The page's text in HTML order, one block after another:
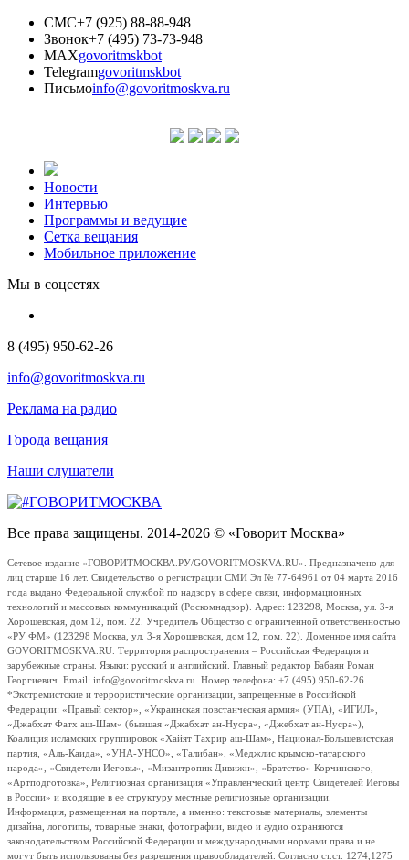
СМС+7 (925) 88-88-948
Звонок+7 (495) 73-73-948
MAXgovoritmskbot
Telegramgovoritmskbot
Письмоinfo@govoritmoskva.ru
Новости
Интервью
Программы и ведущие
Сетка вещания
Мобильное приложение
Мы в соцсетях
8 (495) 950-62-26
info@govoritmoskva.ru
Реклама на радио
Города вещания
Наши слушатели
Все права защищены. 2014-2026 © «Говорит Москва»
Сетевое издание «ГОВОРИТМОСКВА.РУ/GOVORITMOSKVA.RU». Предназначено для
лиц старше 16 лет. Свидетельство о регистрации СМИ Эл № 77-64961 от 04 марта 2016
года выдано Федеральной службой по надзору в сфере связи, информационных
технологий и массовых коммуникаций (Роскомнадзор). Адрес: 123298, Москва, ул. 3-я
Хорошевская, дом 12, пом. 22. Учредитель Общество с ограниченной ответственностью
«РУ ФМ» (123298 Москва, ул. 3-я Хорошевская, дом 12, пом. 22). Доменное имя сайта
GOVORITMOSKVA.RU. Территория распространения – Российская Федерация и
зарубежные страны. Языки: русский и английский. Главный редактор Бабаян Роман
Георгиевич. Email: info@govoritmoskva.ru. Номер телефона: +7 (495) 950-62-26
*Экстремистские и террористические организации, запрещенные в Российской
Федерации: «Правый сектор», «Украинская повстанческая армия» (УПА), «ИГИЛ»,
«Джабхат Фатх аш-Шам» (бывшая «Джабхат ан-Нусра», «Джебхат ан-Нусра»),
Коалиция исламских группировок «Хайят Тахрир аш-Шам», Национал-Большевистская
партия, «Аль-Каида», «УНА-УНСО», «Талибан», «Меджлис крымско-татарского
народа», «Свидетели Иеговы», «Мизантропик Дивижн», «Братство» Корчинского,
«Артподготовка», Религиозная организация «Управленческий центр Свидетелей Иеговы
в России» и входящие в ее структуру местные религиозные организации.
Информация, размещенная на портале, а именно: текстовые материалы, элементы
дизайна, логотипы, товарные знаки, фотографии, видео и аудио охраняются
законодательством Российской Федерации и международными нормами права и не
могут быть использованы без разрешения правообладателей. Согласно ст.ст. 1274,1275